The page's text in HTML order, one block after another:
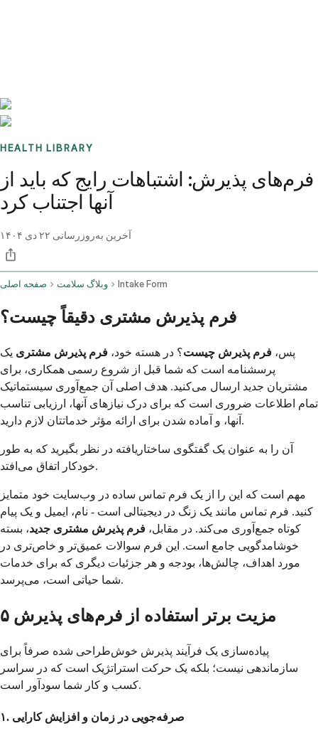
HEALTH LIBRARY
فرم‌های پذیرش: اشتباهات رایج که باید از
آنها اجتناب کرد
آخرین به‌روزرسانی ۲۲ دی ۱۴۰۴
صفحه اصلی وبلاگ سلامت Intake Form
فرم پذیرش مشتری دقیقاً چیست؟
پس، فرم پذیرش چیست؟ در هسته خود، فرم پذیرش مشتری یک
پرسشنامه است که شما قبل از شروع رسمی همکاری، برای
مشتریان جدید ارسال می‌کنید. هدف اصلی آن جمع‌آوری سیستماتیک
تمام اطلاعات ضروری است که برای درک نیازهای آنها، ارزیابی تناسب
آنها، و آماده شدن برای ارائه مؤثر خدماتتان لازم دارید.
آن را به عنوان یک گفتگوی ساختاریافته در نظر بگیرید که به طور
خودکار اتفاق می‌افتد.
مهم است که این را از یک فرم تماس ساده در وب‌سایت خود متمایز
کنید. فرم تماس مانند یک زنگ در دیجیتالی است - نام، ایمیل و یک پیام
کوتاه جمع‌آوری می‌کند. در مقابل، فرم پذیرش مشتری جدید، بسته
خوشامدگویی جامع است. این فرم سوالات عمیق‌تر و خاص‌تری در
مورد اهداف، چالش‌ها، بودجه و هر جزئیات دیگری که برای خدمات
شما حیاتی است، می‌پرسد.
۵ مزیت برتر استفاده از فرم‌های پذیرش
پیاده‌سازی یک فرآیند پذیرش خوش‌طراحی شده صرفاً برای
سازماندهی نیست؛ بلکه یک حرکت استراتژیک است که در سراسر
کسب و کار شما سودآور است.
۱. صرفه‌جویی در زمان و افزایش کارایی